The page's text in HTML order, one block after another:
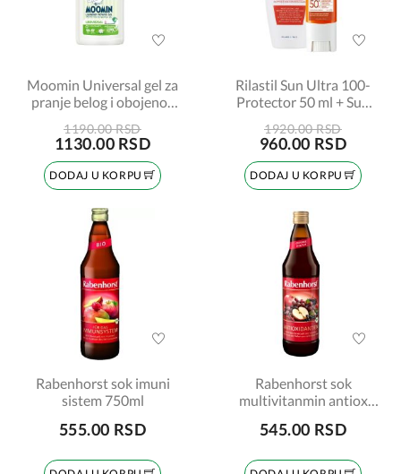
Moomin Universal gel za
pranje belog i obojenog
1190.00 RSD
1130.00 RSD
DODAJ U KORPU
Rilastil Sun Ultra 100-
Protector 50 ml + Sun
PROMO
1920.00 RSD
960.00 RSD
DODAJ U KORPU
Rabenhorst sok imuni
sistem 750ml
555.00 RSD
Rabenhorst sok
multivitanmin antiox
545.00 RSD